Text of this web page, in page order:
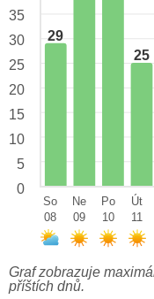
29
25
35
30
25
20
15
10
5
0
So
08
Ne
09
Po
10
Út
11
Graf zobrazuje
příštích dnů.